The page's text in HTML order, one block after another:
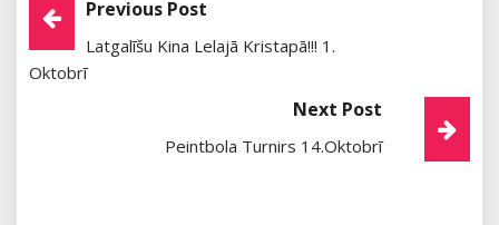
Navigation
Previous Post
Latgalīšu Kina Lelajā Kristapā!!! 1.
Oktobrī
Next Post
Peintbola Turnirs 14.oktobrī